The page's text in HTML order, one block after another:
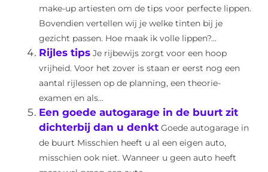
make-up artiesten om de tips voor perfecte lippen.
Bovendien vertellen wij je welke tinten bij je
gezicht passen. Hoe maak ik volle lippen?...
Rijles tips Je rijbewijs zorgt voor een hoop
vrijheid. Voor het zover is staan er eerst nog een
aantal rijlessen op de planning, een theorie-
examen en als...
Een goede autogarage in de buurt zit
dichterbij dan u denkt Goede autogarage in
de buurt Misschien heeft u al een eigen auto,
misschien ook niet. Wanneer u geen auto heeft